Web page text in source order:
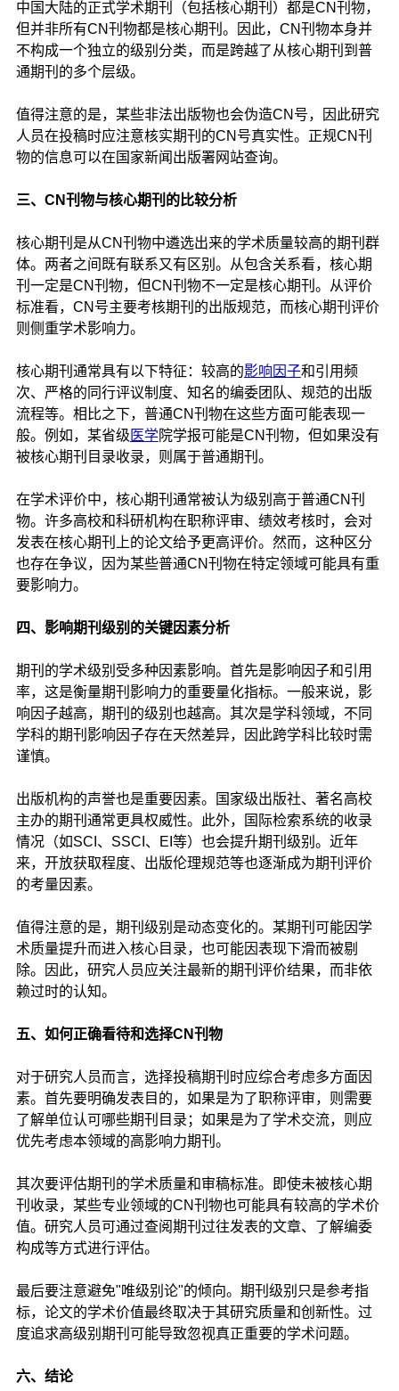
中国大陆的正式学术期刊（包括核心期刊）都是CN刊物，
但并非所有CN刊物都是核心期刊。因此，CN刊物本身并
不构成一个独立的级别分类，而是跨越了从核心期刊到普
通期刊的多个层级。
值得注意的是，某些非法出版物也会伪造CN号，因此研究
人员在投稿时应注意核实期刊的CN号真实性。正规CN刊
物的信息可以在国家新闻出版署网站查询。
三、CN刊物与核心期刊的比较分析
核心期刊是从CN刊物中遴选出来的学术质量较高的期刊群
体。两者之间既有联系又有区别。从包含关系看，核心期
刊一定是CN刊物，但CN刊物不一定是核心期刊。从评价
标准看，CN号主要考核期刊的出版规范，而核心期刊评价
则侧重学术影响力。
核心期刊通常具有以下特征：较高的影响因子和引用频
次、严格的同行评议制度、知名的编委团队、规范的出版
流程等。相比之下，普通CN刊物在这些方面可能表现一
般。例如，某省级 医学院学报可能是CN刊物，但如果没有
被核心期刊目录收录，则属于普通期刊。
在学术评价中，核心期刊通常被认为级别高于普通CN刊
物。许多高校和科研机构在职称评审、绩效考核时，会对
发表在核心期刊上的论文给予更高评价。然而，这种区分
也存在争议，因为某些普通CN刊物在特定领域可能具有重
要影响力。
四、影响期刊级别的关键因素分析
期刊的学术级别受多种因素影响。首先是影响因子和引用
率，这是衡量期刊影响力的重要量化指标。一般来说，影
响因子越高，期刊的级别也越高。其次是学科领域，不同
学科的期刊影响因子存在天然差异，因此跨学科比较时需
谨慎。
出版机构的声誉也是重要因素。国家级出版社、著名高校
主办的期刊通常更具权威性。此外，国际检索系统的收录
情况（如SCI、SSCI、EI等）也会提升期刊级别。近年
来，开放获取程度、出版伦理规范等也逐渐成为期刊评价
的考量因素。
值得注意的是，期刊级别是动态变化的。某期刊可能因学
术质量提升而进入核心目录，也可能因表现下滑而被剔
除。因此，研究人员应关注最新的期刊评价结果，而非依
赖过时的认知。
五、如何正确看待和选择CN刊物
对于研究人员而言，选择投稿期刊时应综合考虑多方面因
素。首先要明确发表目的，如果是为了职称评审，则需要
了解单位认可哪些期刊目录；如果是为了学术交流，则应
优先考虑本领域的高影响力期刊。
其次要评估期刊的学术质量和审稿标准。即使未被核心期
刊收录，某些专业领域的CN刊物也可能具有较高的学术价
值。研究人员可通过查阅期刊过往发表的文章、了解编委
构成等方式进行评估。
最后要注意避免"唯级别论"的倾向。期刊级别只是参考指
标，论文的学术价值最终取决于其研究质量和创新性。过
度追求高级别期刊可能导致忽视真正重要的学术问题。
六、结论